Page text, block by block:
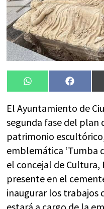
Compartir
en
WhatsApp
en
El Ayuntamiento de
segunda fase del plan
patrimonio
emblemática ‘Tumba
el concejal de Cultura,
presente en el
inaugurar los trabajos